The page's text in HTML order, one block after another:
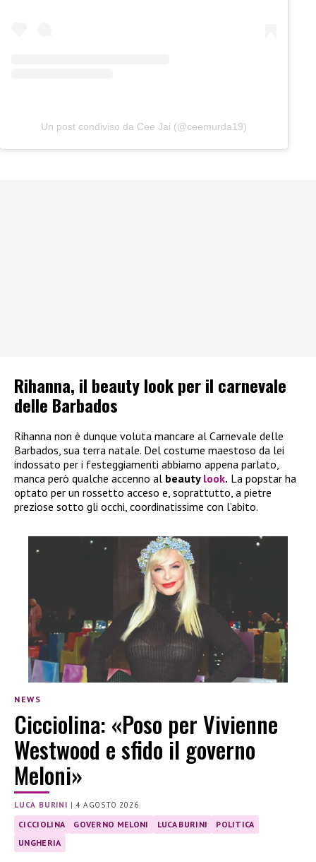
Un post condiviso da Cee Jai (@ceemurda19)
Rihanna, il beauty look per il carnevale
delle Barbados
Rihanna non è dunque voluta mancare al Carnevale delle
Barbados, sua terra natale. Del costume maestoso da lei
indossato per i festeggiamenti abbiamo appena parlato,
manca però qualche accenno al beauty look. La popstar ha
optato per un rossetto acceso e, soprattutto, a pietre
preziose sotto gli occhi, coordinatissime con l’abito.
NEWS
Cicciolina: «Poso per Vivienne
Westwood e sfido il governo
Meloni»
LUCA BURINI |4 AGOSTO 2026
CICCIOLINA GOVERNO MELONI LUCA BURINI
POLITICA
UNGHERIA